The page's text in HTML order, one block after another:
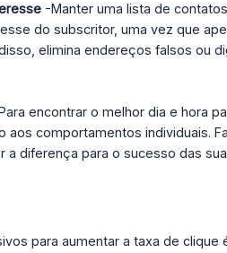
-Manter uma lista de
do subscritor, uma vez que
elimina endereços falsos ou
encontrar o melhor dia e hora
comportamentos individuais.
diferença para o sucesso das
para aumentar a taxa de clique